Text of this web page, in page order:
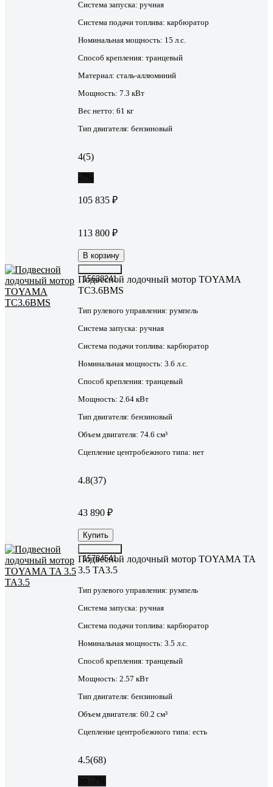
Система запуска: ручная
Система подачи топлива: карбюратор
Номинальная мощность: 15 л.с.
Способ крепления: транцевый
Материал: сталь-аллюминий
Мощность: 7.3 кВт
Вес нетто: 61 кг
Тип двигателя: бензиновый
4(5)
105 835 ₽
113 800 ₽
В корзину
15638241
Подвесной лодочный мотор TOYAMA
TC3.6BMS
Тип рулевого управления: румпель
Система запуска: ручная
Система подачи топлива: карбюратор
Номинальная мощность: 3.6 л.с.
Способ крепления: транцевый
Мощность: 2.64 кВт
Тип двигателя: бензиновый
Объем двигателя: 74.6 см³
Сцепление центробежного типа: нет
4.8(37)
43 890 ₽
Купить
15784541
Подвесной лодочный мотор TOYAMA TA
3.5 TA3.5
Тип рулевого управления: румпель
Система запуска: ручная
Система подачи топлива: карбюратор
Номинальная мощность: 3.5 л.с.
Способ крепления: транцевый
Мощность: 2.57 кВт
Тип двигателя: бензиновый
Объем двигателя: 60.2 см³
Сцепление центробежного типа: есть
4.5(68)